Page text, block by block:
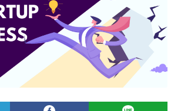
会員登録
ログイン